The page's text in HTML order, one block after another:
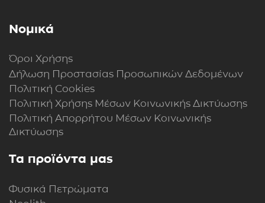
Νομικά
Όροι Χρήσης
Δήλωση Προστασίας Προσωπικών Δεδομένων
Πολιτική Cookies
Πολιτική Xρήσης Mέσων Kοινωνικής Δικτύωσης
Πολιτική Απορρήτου Μέσων Κοινωνικής
Δικτύωσης
Τα προϊόντα μας
Φυσικά Πετρώματα